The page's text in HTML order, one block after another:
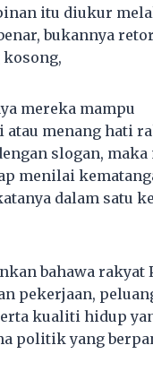
itu diukur
bukannya
mereka mampu
menang hati
slogan, maka
menilai
dalam satu
bahawa rakyat
pekerjaan,
kualiti hidup
politik yang